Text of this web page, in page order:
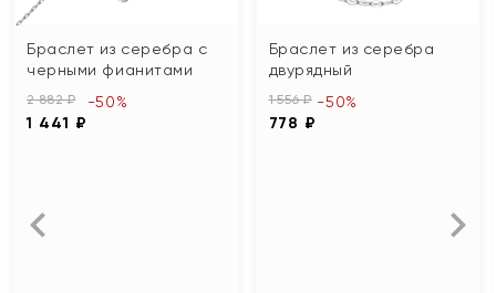
Браслет из серебра с
черными фианитами
2 882 ₽
1 441 ₽
-50%
Браслет из серебра
двурядный
1 556 ₽
778 ₽
-50%